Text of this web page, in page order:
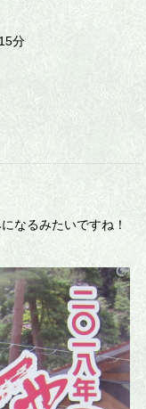
分
なるみたいですね！